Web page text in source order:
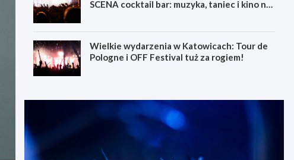
SCENA cocktail bar: muzyka, taniec i kino na
Wielkie wydarzenia w Katowicach: Tour de
Pologne i OFF Festival tuż za rogiem!